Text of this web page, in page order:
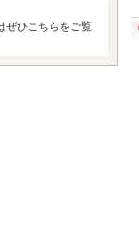
ぜひこちらをご覧